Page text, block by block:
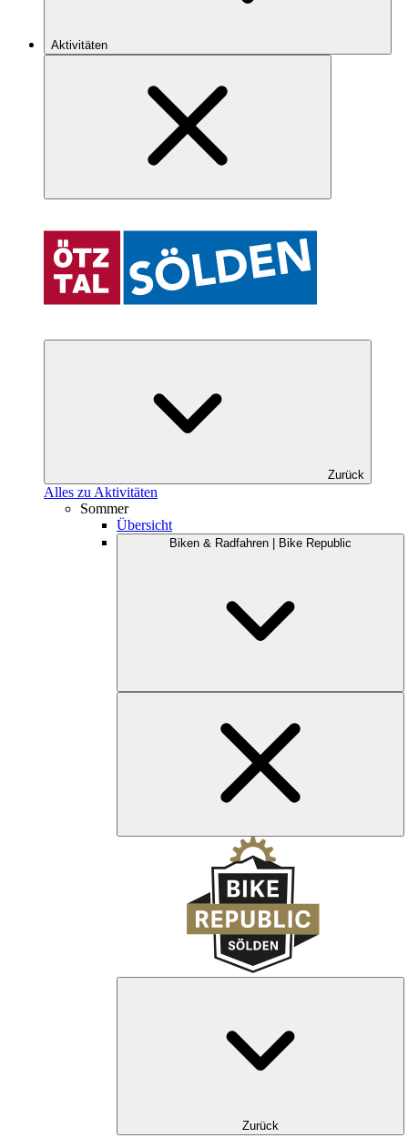
Aktivitäten
Zurück
Alles zu Aktivitäten
Sommer
Übersicht
Biken & Radfahren | Bike Republic
Zurück